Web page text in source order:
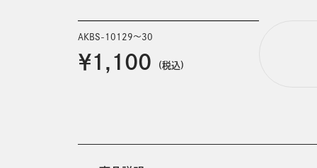
AKBS-10129～30
￥1,100 (税込)